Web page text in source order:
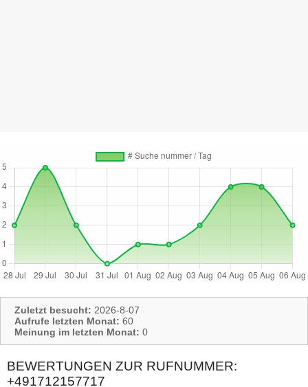
Zuletzt besucht: 2026-8-07
Aufrufe letzten Monat: 60
Meinung im letzten Monat: 0
BEWERTUNGEN ZUR RUFNUMMER:
+491712157717